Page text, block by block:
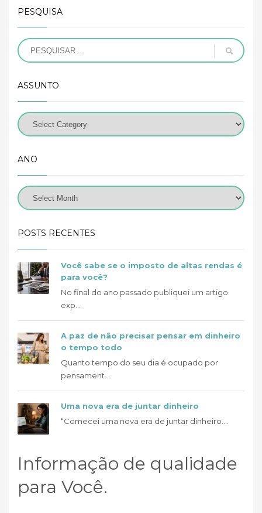
PESQUISA
ASSUNTO
ANO
POSTS RECENTES
Você sabe se o imposto de altas rendas é
para você?
No final do ano passado publiquei um artigo
exp...
A paz de não precisar pensar em dinheiro
o tempo todo
Quanto tempo do seu dia é ocupado por
pensament...
Uma nova era de juntar dinheiro
“Comecei uma nova era de juntar dinheiro....
Informação de qualidade
para Você.